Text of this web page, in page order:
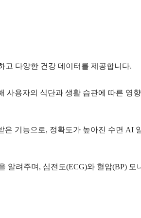
고 다양한 건강 데이터를 제공합니다.
사용자의 식단과 생활 습관에 따른 영
은 기능으로, 정확도가 높아진 수면 AI
알려주며, 심전도(ECG)와 혈압(BP) 모